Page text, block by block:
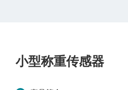
小型称重传感器